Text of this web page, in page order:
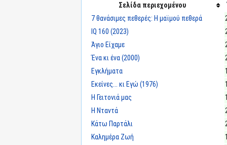
Σελίδα περιεχομένου
7 θανάσιμες πεθερές: Η μαϊμού πεθερά
IQ 160 (2023)
Άγιο Είχαμε
Ένα κι ένα (2000)
Εγκλήματα
Εκείνες... κι Εγώ (1976)
Η Γειτονιά μας
Η Νταντά
Κάτω Παρτάλι
Καλημέρα Ζωή